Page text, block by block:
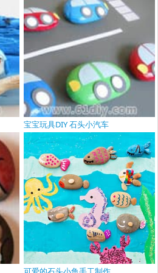
宝宝玩具DIY 石头小汽车